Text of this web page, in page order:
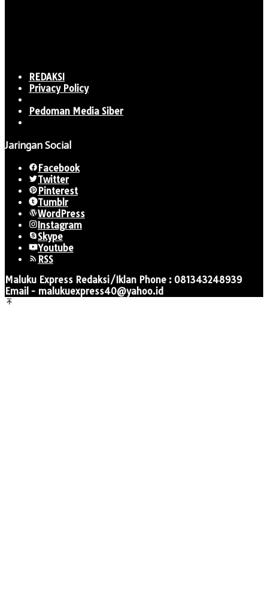
REDAKSI
Privacy Policy
Pedoman Media Siber
Jaringan Social
Facebook
Twitter
Pinterest
Tumblr
WordPress
Instagram
Skype
Youtube
RSS
Maluku Express Redaksi/Iklan Phone : 081343248939
Email - malukuexpress40@yahoo.id